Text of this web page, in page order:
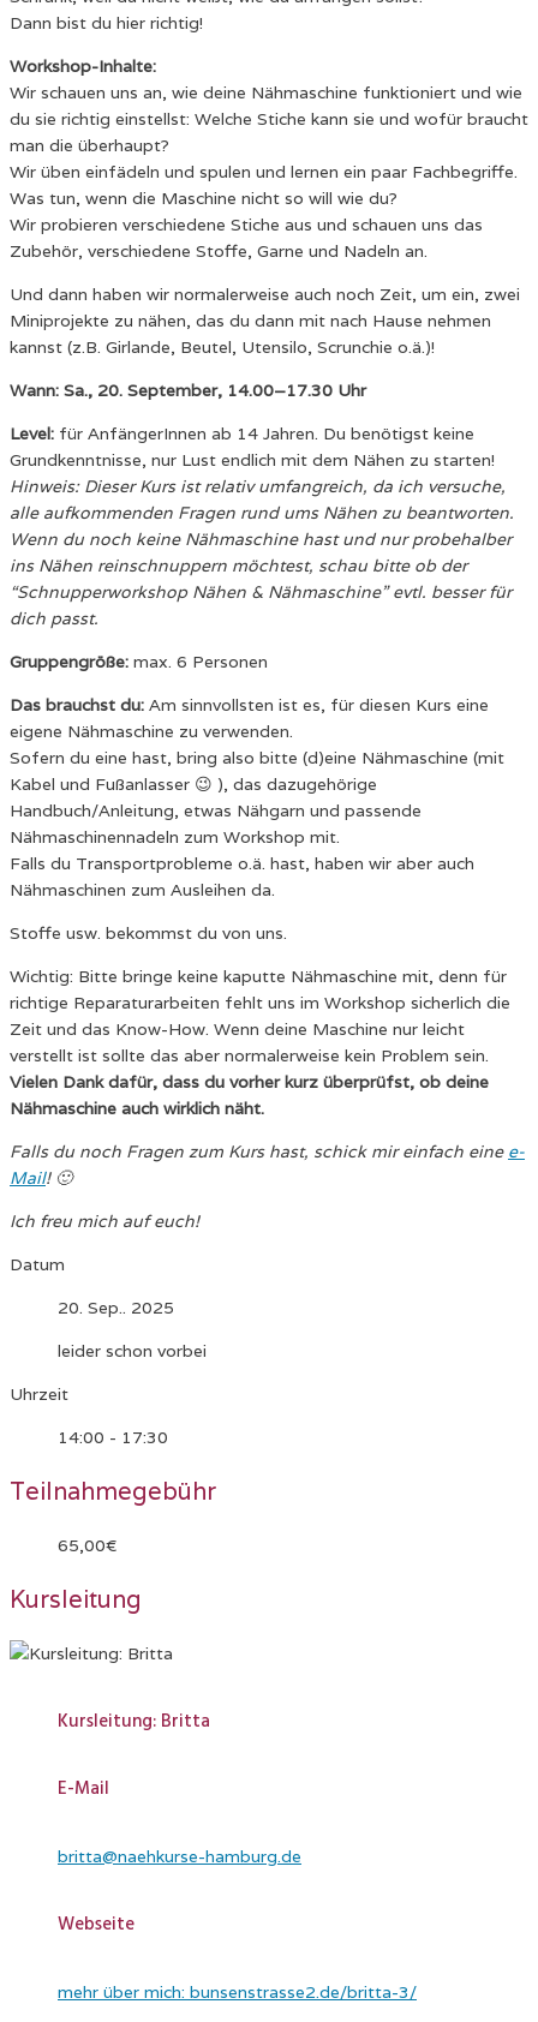
Dann bist du hier richtig!
Workshop-Inhalte:
Wir schauen uns an, wie deine Nähmaschine funktioniert und wie
du sie richtig einstellst: Welche Stiche kann sie und wofür braucht
man die überhaupt?
Wir üben einfädeln und spulen und lernen ein paar Fachbegriffe.
Was tun, wenn die Maschine nicht so will wie du?
Wir probieren verschiedene Stiche aus und schauen uns das
Zubehör, verschiedene Stoffe, Garne und Nadeln an.
Und dann haben wir normalerweise auch noch Zeit, um ein, zwei
Miniprojekte zu nähen, das du dann mit nach Hause nehmen
kannst (z.B. Girlande, Beutel, Utensilo, Scrunchie o.ä.)!
Wann: Sa., 20. September, 14.00–17.30 Uhr
Level: für AnfängerInnen ab 14 Jahren. Du benötigst keine
Grundkenntnisse, nur Lust endlich mit dem Nähen zu starten!
Hinweis: Dieser Kurs ist relativ umfangreich, da ich versuche,
alle aufkommenden Fragen rund ums Nähen zu beantworten.
Wenn du noch keine Nähmaschine hast und nur probehalber
ins Nähen reinschnuppern möchtest, schau bitte ob der
“Schnupperworkshop Nähen & Nähmaschine” evtl. besser für
dich passt.
Gruppengröße: max. 6 Personen
Das brauchst du: Am sinnvollsten ist es, für diesen Kurs eine
eigene Nähmaschine zu verwenden.
Sofern du eine hast, bring also bitte (d)eine Nähmaschine (mit
Kabel und Fußanlasser 😉 ), das dazugehörige
Handbuch/Anleitung, etwas Nähgarn und passende
Nähmaschinennadeln zum Workshop mit.
Falls du Transportprobleme o.ä. hast, haben wir aber auch
Nähmaschinen zum Ausleihen da.
Stoffe usw. bekommst du von uns.
Wichtig: Bitte bringe keine kaputte Nähmaschine mit, denn für
richtige Reparaturarbeiten fehlt uns im Workshop sicherlich die
Zeit und das Know-How. Wenn deine Maschine nur leicht
verstellt ist sollte das aber normalerweise kein Problem sein.
Vielen Dank dafür, dass du vorher kurz überprüfst, ob deine
Nähmaschine auch wirklich näht.
Falls du noch Fragen zum Kurs hast, schick mir einfach eine e-
Mail! 🙂
Ich freu mich auf euch!
Datum
20. Sep.. 2025
leider schon vorbei
Uhrzeit
14:00 - 17:30
Teilnahmegebühr
65,00€
Kursleitung
Kursleitung: Britta
E-Mail
britta@naehkurse-hamburg.de
Webseite
mehr über mich: bunsenstrasse2.de/britta-3/